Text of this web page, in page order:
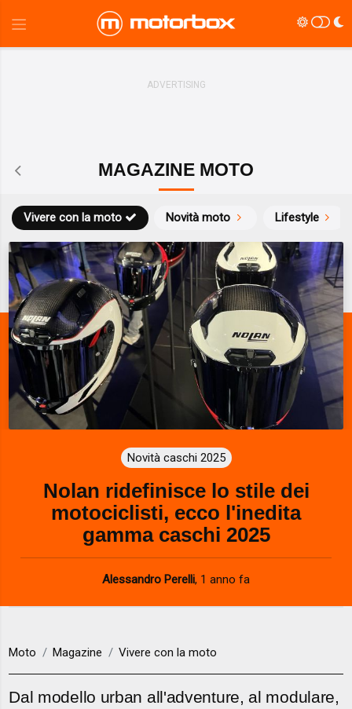
MAGAZINE MOTO
Novità moto
Vivere con la moto Lifestyle
Novità caschi 2025
Nolan ridefinisce lo stile dei
motociclisti, ecco l'inedita
gamma caschi 2025
Alessandro Perelli, 1 anno fa
Moto Magazine Vivere con la moto
Dal modello urban all'adventure, al modulare,